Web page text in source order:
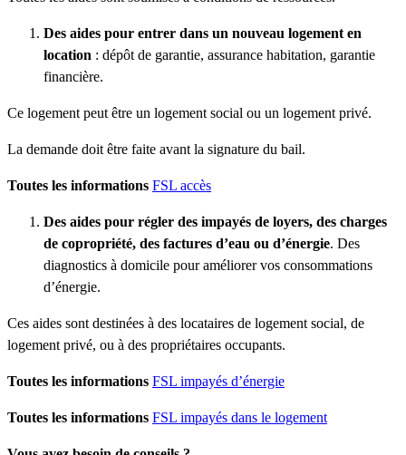
Des aides pour entrer dans un nouveau logement en
location : dépôt de garantie, assurance habitation, garantie
financière.
Ce logement peut être un logement social ou un logement privé.
La demande doit être faite avant la signature du bail.
Toutes les informations FSL accès
Des aides pour régler des impayés de loyers, des charges
de copropriété, des factures d’eau ou d’énergie. Des
diagnostics à domicile pour améliorer vos consommations
d’énergie.
Ces aides sont destinées à des locataires de logement social, de
logement privé, ou à des propriétaires occupants.
Toutes les informations FSL impayés d’énergie
Toutes les informations FSL impayés dans le logement